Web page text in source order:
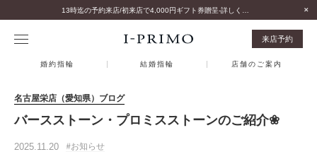
来店予約
婚約指輪 結婚指輪 店舗のご案内
名古屋栄店（愛知県）ブログ
バースストーン・プロミスストーンのご紹介❀
2025.11.20 お知らせ